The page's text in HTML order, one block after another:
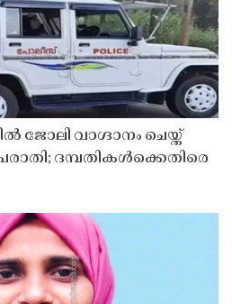
ജോലി വാഗ്ദാനം ചെയ്ത്
ദമ്പതികൾക്കെതിരെ